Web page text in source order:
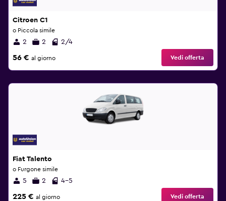
Citroen C1
o Piccola simile
2 2 2/4
56 € al giorno Vedi offerta
Fiat Talento
o Furgone simile
5 2 4-5
225 € al giorno Vedi offerta